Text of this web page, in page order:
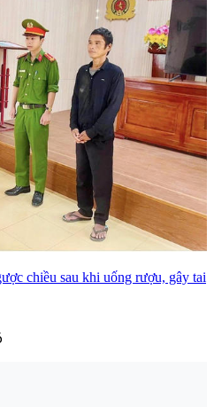
chiều sau khi uống rượu, gây tai